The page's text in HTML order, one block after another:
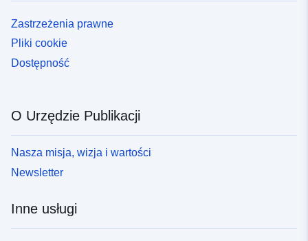
Zastrzeżenia prawne
Pliki cookie
Dostępność
O Urzędzie Publikacji
Nasza misja, wizja i wartości
Newsletter
Inne usługi